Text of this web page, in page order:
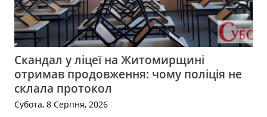
Скандал у ліцеї на Житомирщині
отримав продовження: чому поліція не
склала протокол
Субота, 8 Серпня, 2026